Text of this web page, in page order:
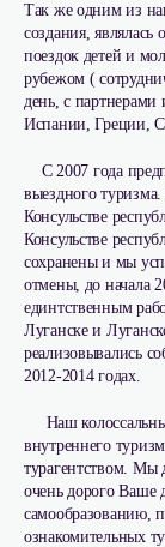
Так же одним из
создания,
поездок детей и
рубежом (
день, с
Испании, Греции,
С 2007 года
выездного
Консульстве
Консульстве
сохранены и мы
отмены, до начала
единтственным
Луганске и
реализовывались
2012-2014 годах.
Наш
внутреннего
турагентством.
очень дорого Ваше
самообразованию,
ознакомительных